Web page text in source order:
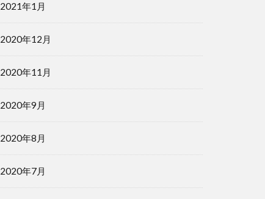
2021年1月
2020年12月
2020年11月
2020年9月
2020年8月
2020年7月